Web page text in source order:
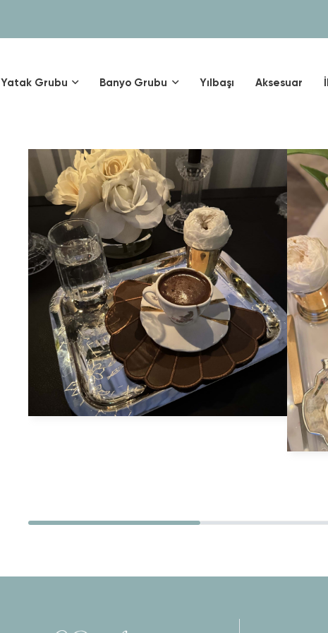
Yatak Grubu Banyo Grubu Yılbaşı Aksesuar